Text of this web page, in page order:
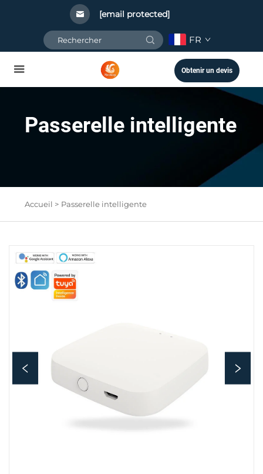
[email protected]
FR
Obtenir un devis
Passerelle intelligente
Accueil > Passerelle intelligente